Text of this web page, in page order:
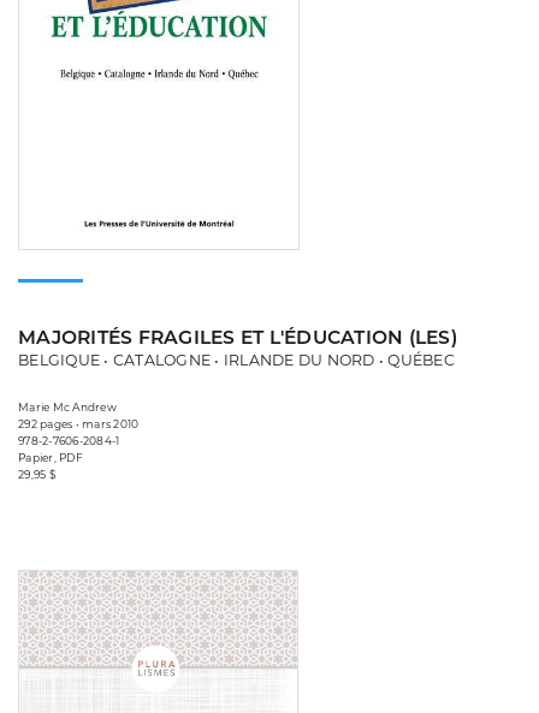
MAJORITÉS FRAGILES ET L'ÉDUCATION (LES)
BELGIQUE • CATALOGNE • IRLANDE DU NORD • QUÉBEC
Marie Mc Andrew
292 pages • mars 2010
978-2-7606-2084-1
Papier, PDF
29,95 $